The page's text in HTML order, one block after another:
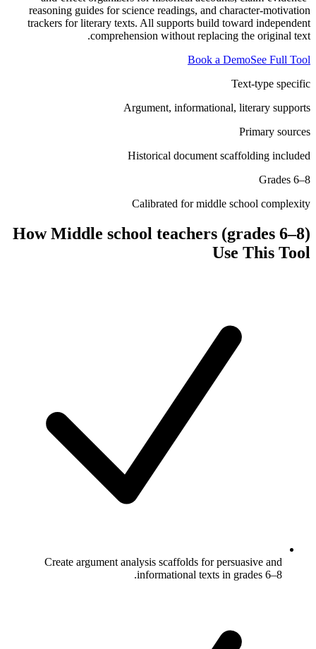
reasoning guides for science readings, and character-motivation
trackers for literary texts. All supports build toward independent
comprehension without replacing the original text.
Book a DemoSee Full Tool
Text-type specific
Argument, informational, literary supports
Primary sources
Historical document scaffolding included
Grades 6–8
Calibrated for middle school complexity
HowMiddle school teachers (grades 6–8)
Use This Tool
Create argument analysis scaffolds for persuasive and
informational texts in grades 6–8.